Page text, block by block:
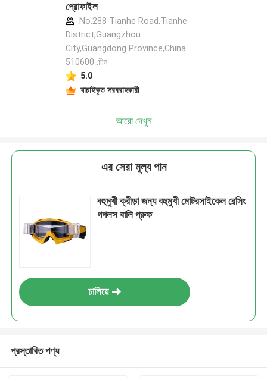
প্রোফাইল
No.288 Tianhe Road,Tianhe
District,Guangzhou
City,Guangdong Province,China
510600 ,চীন
5.0
যাচাইকৃত সরবরাহকারী
আরো দেখুন
এর সেরা মূল্য পান
বহুমুখী ক্রীড়া জন্য বহুমুখী মোটরসাইকেল রেসিং
গগলস বালি প্রুফ
চালিয়ে
প্রস্তাবিত পণ্য